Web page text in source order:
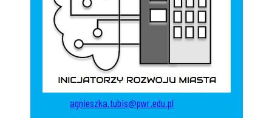
agnieszka.tubis@pwr.edu.pl